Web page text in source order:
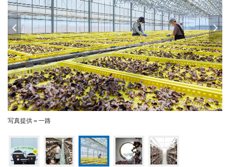
写真提供＝一路